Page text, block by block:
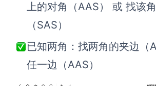
企业版申请试用
满足企业级团队协作和管理需求
帮助中心
上的对角（AAS） 或 找该
（SAS）
已知两角：找两角的夹边（
任一边（AAS）